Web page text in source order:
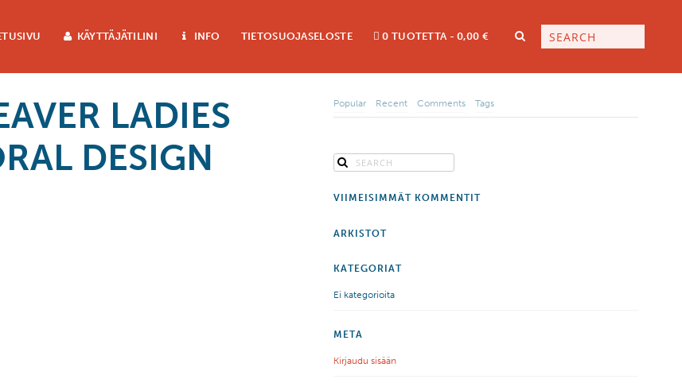
KÄYTTÄJÄTILINI INFO TIETOSUOJASELOSTE 0 TUOTETTA 0,00 €
LADIES
DESIGN
Popular Recent Comments Tags
VIIMEISIMMÄT KOMMENTIT
ARKISTOT
KATEGORIAT
Ei kategorioita
META
Kirjaudu sisään